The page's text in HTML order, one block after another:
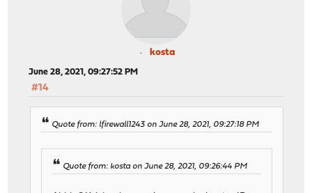
kosta
June 28, 2021, 09:27:52 PM
#14
Quote from: lfirewall1243 on June 28, 2021, 09:27:18 PM
Quote from: kosta on June 28, 2021, 09:26:44 PM